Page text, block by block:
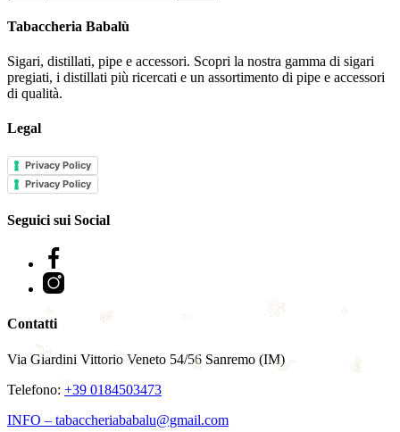
Tabaccheria Babalù
Sigari, distillati, pipe e accessori. Scopri la nostra gamma di sigari
pregiati, i distillati più ricercati e un assortimento di pipe e accessori
di qualità.
Legal
Privacy Policy
Privacy Policy
Seguici sui Social
Facebook
Instagram
Contatti
Via Giardini Vittorio Veneto 54/56 Sanremo (IM)
Telefono: +39 0184503473
INFO – tabaccheriababalu@gmail.com